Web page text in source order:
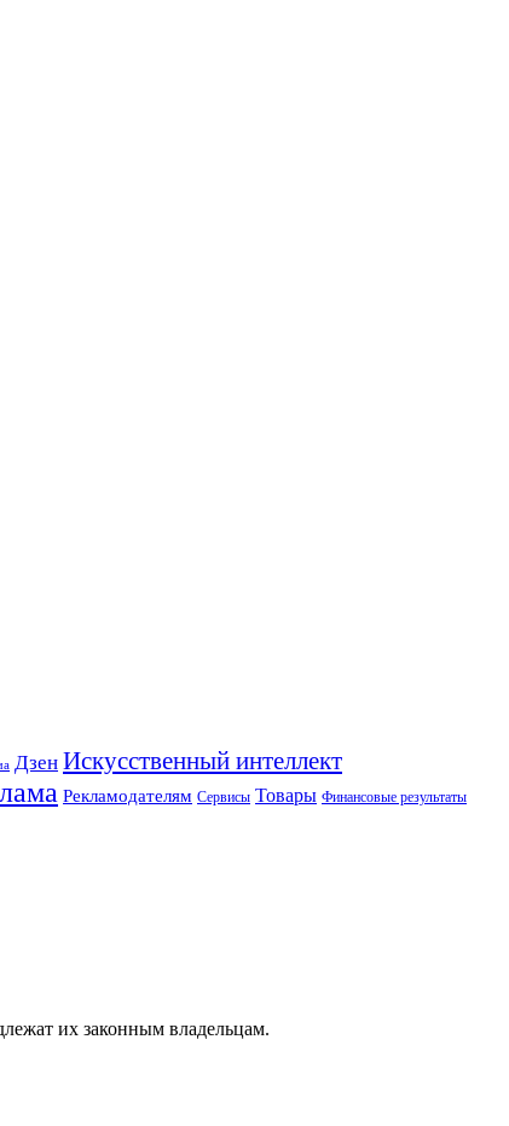
Дзен Искусственный интеллект
Рекламодателям Сервисы Товары Финансовые результаты
их законным владельцам.